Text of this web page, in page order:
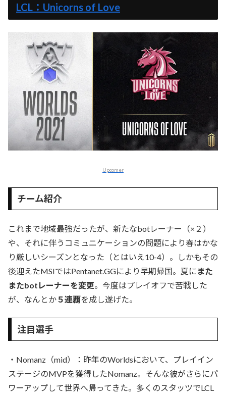
LCL：Unicorns of Love
Upcomer
チーム紹介
これまで地域最強だったが、新たなbotレーナー（×２）
や、それに伴うコミュニケーションの問題により春はかな
り厳しいシーズンとなった（とはいえ10-4）。しかもその
後迎えたMSIではPentanet.GGにより早期帰国。夏に また
またbotレーナーを変更。今度はプレイオフで苦戦した
が、なんとか５連覇を成し遂げた。
注目選手
・Nomanz（mid）：昨年のWorldsにおいて、プレイイン
ステージのMVPを獲得したNomanz。そんな彼がさらにパ
ワーアップして世界へ帰ってきた。多くのスタッツでLCL